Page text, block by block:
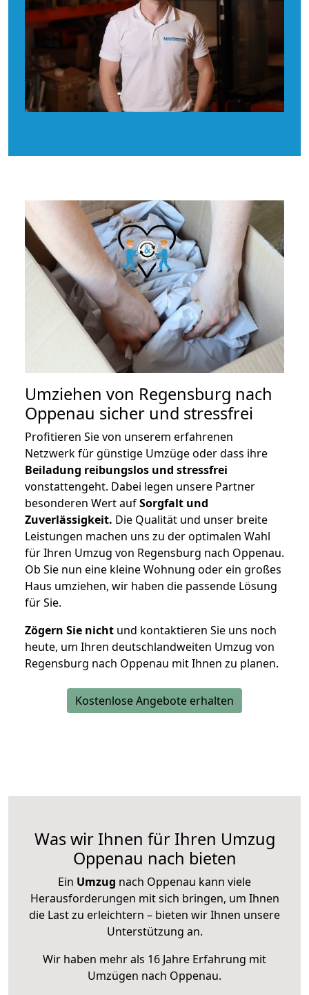
Umziehen von Regensburg nach
Oppenau sicher und stressfrei
Profitieren Sie von unserem erfahrenen
Netzwerk für günstige Umzüge oder dass ihre
Beiladung reibungslos und stressfrei
vonstattengeht. Dabei legen unsere Partner
besonderen Wert aufSorgfalt und
Zuverlässigkeit. Die Qualität und unser breite
Leistungen machen uns zu der optimalen Wahl
für Ihren Umzug von Regensburg nach Oppenau.
Ob Sie nun eine kleine Wohnung oder ein großes
Haus umziehen, wir haben die passende Lösung
für Sie.
Zögern Sie nicht und kontaktieren Sie uns noch
heute, um Ihren deutschlandweiten Umzug von
Regensburg nach Oppenau mit Ihnen zu planen.
Kostenlose Angebote erhalten
Was wir Ihnen für Ihren Umzug
Oppenau nach bieten
Ein Umzug nach Oppenau kann viele
Herausforderungen mit sich bringen, um Ihnen
die Last zu erleichtern – bieten wir Ihnen unsere
Unterstützung an.
Wir haben mehr als 16 Jahre Erfahrung mit
Umzügen nach Oppenau.